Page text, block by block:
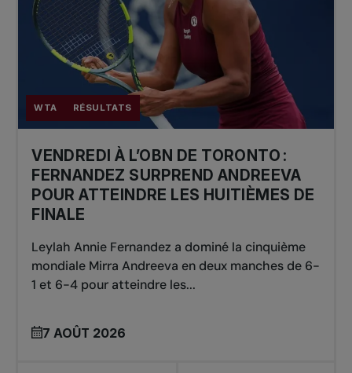
WTA RÉSULTATS
VENDREDI À L’OBN DE TORONTO :
FERNANDEZ SURPREND ANDREEVA
POUR ATTEINDRE LES HUITIÈMES DE
FINALE
Leylah Annie Fernandez a dominé la cinquième
mondiale Mirra Andreeva en deux manches de 6-
1 et 6-4 pour atteindre les...
7 AOÛT 2026